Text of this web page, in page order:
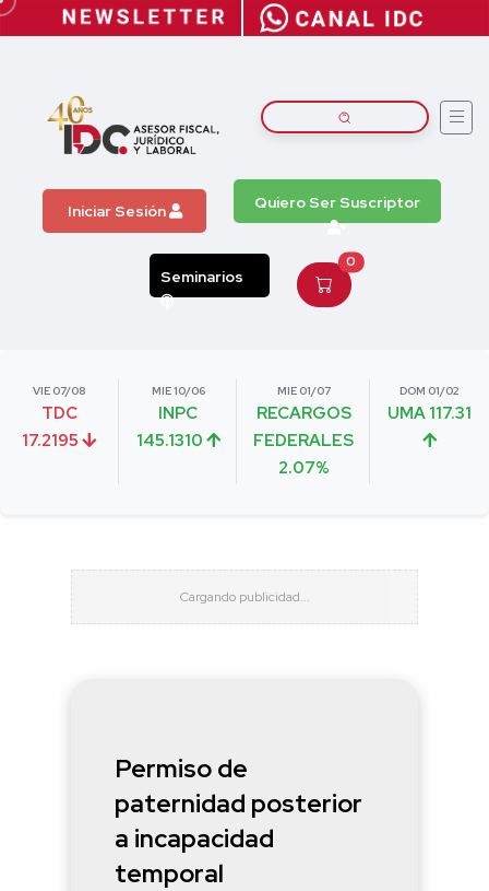
Iniciar Sesión Quiero Ser Suscriptor
Seminarios
0
VIE 07/08
TDC
17.2195
MIE 10/06
INPC
145.1310
MIE 01/07
RECARGOS
FEDERALES
2.07%
DOM 01/02
UMA 117.31
Permiso de
paternidad posterior
a incapacidad
temporal